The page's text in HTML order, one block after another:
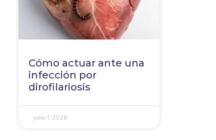
Cómo actuar ante una
infección por
dirofilariosis
julio 1, 2026